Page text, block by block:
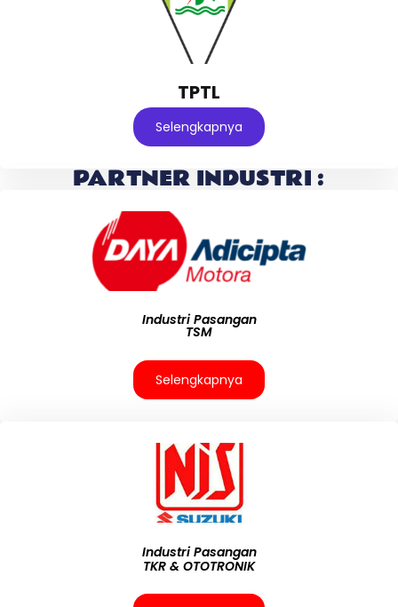
TPTL
Selengkapnya
PARTNER INDUSTRI :
Industri Pasangan
TSM
Selengkapnya
Industri Pasangan
TKR & OTOTRONIK